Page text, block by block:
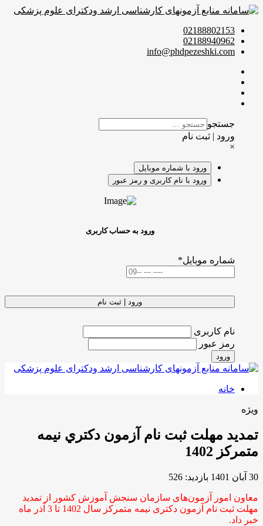
02188802153
02188940962
info@phdpezeshki.com
جستجو
ورود | ثبت نام
×
ورود با شماره موبایل
ورود با نام کاربری و رمز عبور
ورود به حساب کاربری
شماره موبایل*
ورود | ثبت نام
نام کاربری
رمز عبور
ورود
خانه
ویژه
تمدید مهلت ثبت نام آزمون دکتري نيمه
متمرکز 1402
30 آبان 1401 بازدید: 526
معاون امور آزمون‌های سازمان سنجش آموزش کشور از تمدید
مهلت ثبت نام آزمون دکتری نیمه متمرکز سال 1402 تا 3 آذر ماه
خبر داد.